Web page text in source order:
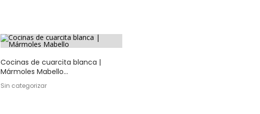
Cocinas de cuarcita blanca |
Mármoles Mabello...
Sin categorizar